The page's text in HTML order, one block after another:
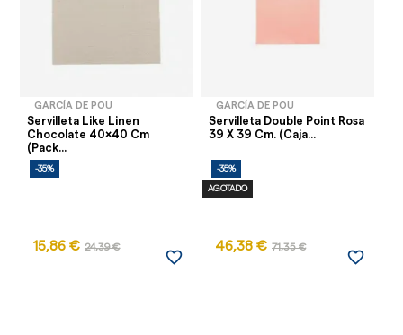
GARCÍA DE POU
Servilleta Like Linen
Chocolate 40x40 Cm
(Pack...
-35%
15,86 € 24,39 €
favorite_border
GARCÍA DE POU
Servilleta Double Point Rosa
39 X 39 Cm. (Caja...
-35%
AGOTADO
46,38 € 71,35 €
favorite_border